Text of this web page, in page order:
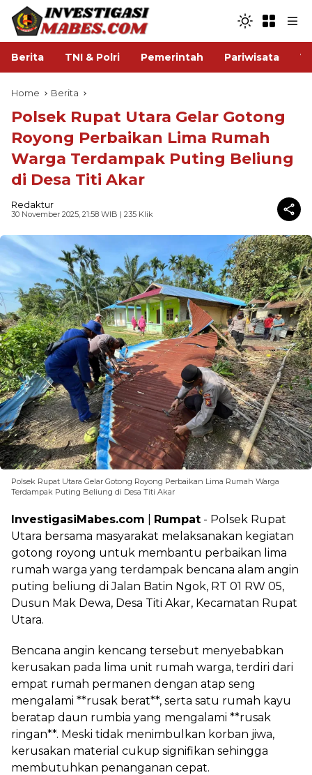
Berita TNI & Polri Pemerintah Pariwisata
Home Berita
Polsek Rupat Utara Gelar Gotong
Royong Perbaikan Lima Rumah
Warga Terdampak Puting Beliung
di Desa Titi Akar
Redaktur
30 November 2025, 21:58 WIB | 235 Klik
Polsek Rupat Utara Gelar Gotong Royong Perbaikan Lima Rumah Warga
Terdampak Puting Beliung di Desa Titi Akar
InvestigasiMabes.com Rumpat - Polsek Rupat
Utara bersama masyarakat melaksanakan kegiatan
gotong royong untuk membantu perbaikan lima
rumah warga yang terdampak bencana alam angin
puting beliung di Jalan Batin Ngok, RT 01 RW 05,
Dusun Mak Dewa, Desa Titi Akar, Kecamatan Rupat
Utara.
Bencana angin kencang tersebut menyebabkan
kerusakan pada lima unit rumah warga, terdiri dari
empat rumah permanen dengan atap seng
mengalami **rusak berat**, serta satu rumah kayu
beratap daun rumbia yang mengalami **rusak
ringan**. Meski tidak menimbulkan korban jiwa,
kerusakan material cukup signifikan sehingga
membutuhkan penanganan cepat.